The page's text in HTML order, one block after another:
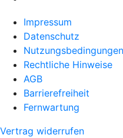
Impressum
Datenschutz
Nutzungsbedingungen
Rechtliche Hinweise
AGB
Barrierefreiheit
Fernwartung
Vertrag widerrufen